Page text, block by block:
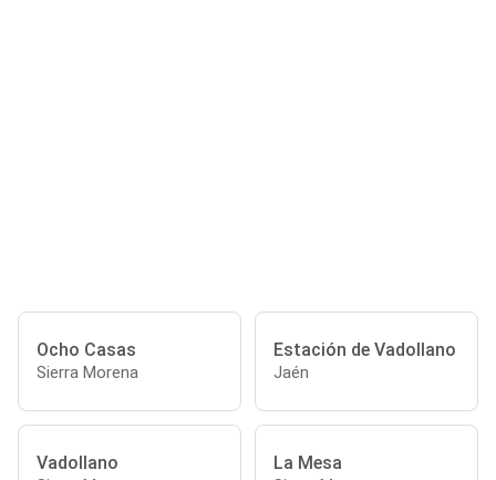
Ocho Casas
Sierra Morena
Estación de Vadollano
Jaén
Vadollano La Mesa